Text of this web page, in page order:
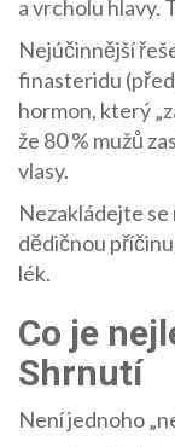
a vrcholu hlavy.
Nejúčinnější
finasteridu
hormon, který
že 80 % mužů
vlasy.
Nezakládejte se
dědičnou
lék.
Co je
Shrnutí
Není jednoho